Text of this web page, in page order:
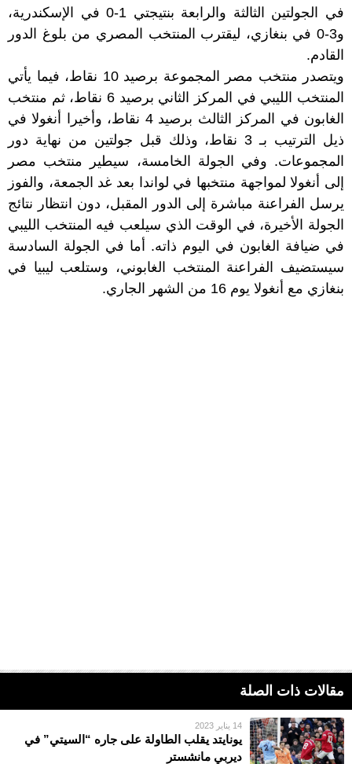
في الجولتين الثالثة والرابعة بنتيجتي 1-0 في الإسكندرية،
و3-0 في بنغازي، ليقترب المنتخب المصري من بلوغ الدور
القادم.
ويتصدر منتخب مصر المجموعة برصيد 10 نقاط، فيما يأتي
المنتخب الليبي في المركز الثاني برصيد 6 نقاط، ثم منتخب
الغابون في المركز الثالث برصيد 4 نقاط، وأخيرا أنغولا في
ذيل الترتيب بـ 3 نقاط، وذلك قبل جولتين من نهاية دور
المجموعات. وفي الجولة الخامسة، سيطير منتخب مصر
إلى أنغولا لمواجهة منتخبها في لواندا بعد غد الجمعة، والفوز
يرسل الفراعنة مباشرة إلى الدور المقبل، دون انتظار نتائج
الجولة الأخيرة، في الوقت الذي سيلعب فيه المنتخب الليبي
في ضيافة الغابون في اليوم ذاته. أما في الجولة السادسة
سيستضيف الفراعنة المنتخب الغابوني، وستلعب ليبيا في
بنغازي مع أنغولا يوم 16 من الشهر الجاري.
مقالات ذات الصلة
14 يناير 2023
يونايتد يقلب الطاولة على جاره “السيتي” في
ديربي مانشستر